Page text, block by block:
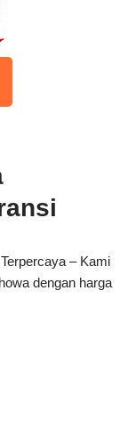
– Kami
dengan harga